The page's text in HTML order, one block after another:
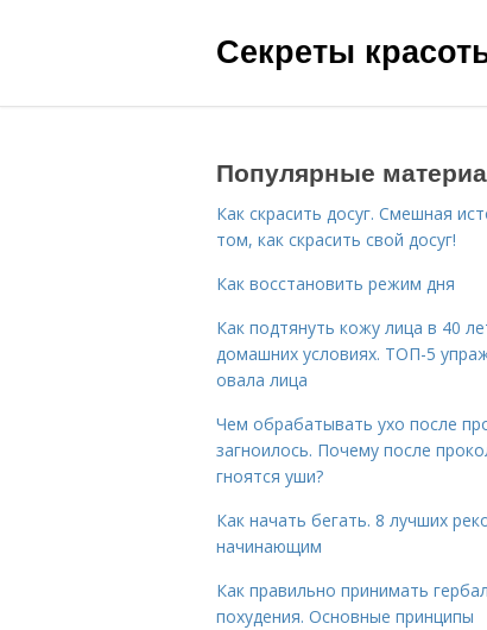
Секреты
Популярные
Как скрасить досуг. Смешная
том, как скрасить свой досуг!
Как восстановить режим дня
Как подтянуть кожу лица в 40
домашних условиях. ТОП-5
овала лица
Чем обрабатывать ухо после
загноилось. Почему после
гноятся уши?
Как начать бегать. 8 лучших
начинающим
Как правильно принимать
похудения. Основные принципы